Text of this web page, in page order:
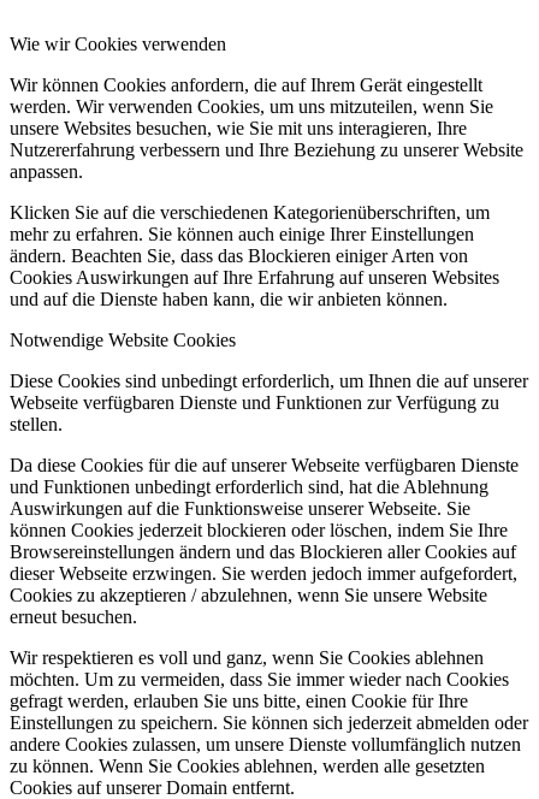
Wie wir Cookies verwenden
Wir können Cookies anfordern, die auf Ihrem Gerät eingestellt
werden. Wir verwenden Cookies, um uns mitzuteilen, wenn Sie
unsere Websites besuchen, wie Sie mit uns interagieren, Ihre
Nutzererfahrung verbessern und Ihre Beziehung zu unserer Website
anpassen.
Klicken Sie auf die verschiedenen Kategorienüberschriften, um
mehr zu erfahren. Sie können auch einige Ihrer Einstellungen
ändern. Beachten Sie, dass das Blockieren einiger Arten von
Cookies Auswirkungen auf Ihre Erfahrung auf unseren Websites
und auf die Dienste haben kann, die wir anbieten können.
Notwendige Website Cookies
Diese Cookies sind unbedingt erforderlich, um Ihnen die auf unserer
Webseite verfügbaren Dienste und Funktionen zur Verfügung zu
stellen.
Da diese Cookies für die auf unserer Webseite verfügbaren Dienste
und Funktionen unbedingt erforderlich sind, hat die Ablehnung
Auswirkungen auf die Funktionsweise unserer Webseite. Sie
können Cookies jederzeit blockieren oder löschen, indem Sie Ihre
Browsereinstellungen ändern und das Blockieren aller Cookies auf
dieser Webseite erzwingen. Sie werden jedoch immer aufgefordert,
Cookies zu akzeptieren / abzulehnen, wenn Sie unsere Website
erneut besuchen.
Wir respektieren es voll und ganz, wenn Sie Cookies ablehnen
möchten. Um zu vermeiden, dass Sie immer wieder nach Cookies
gefragt werden, erlauben Sie uns bitte, einen Cookie für Ihre
Einstellungen zu speichern. Sie können sich jederzeit abmelden oder
andere Cookies zulassen, um unsere Dienste vollumfänglich nutzen
zu können. Wenn Sie Cookies ablehnen, werden alle gesetzten
Cookies auf unserer Domain entfernt.